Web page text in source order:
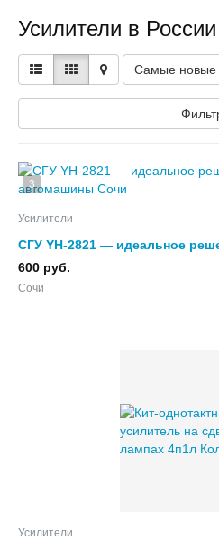
Усилители в России
Самые новые
3
Усилители
СГУ YH-2821 — идеальное
автомашины
600 руб.
Сочи
Усилители